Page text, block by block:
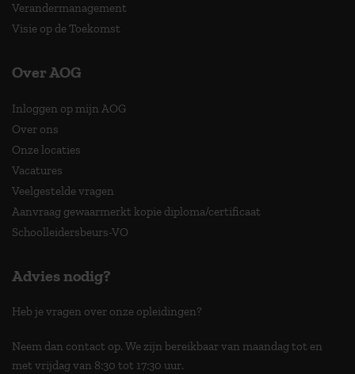
Verandermanagement
Visie op de Toekomst
Over AOG
Inloggen op mijn AOG
Over ons
Onze locaties
Vacatures
Veelgestelde vragen
Aanvraag gewaarmerkt kopie diploma/certificaat
Schoolleidersbeurs-VO
Advies nodig?
Heb je vragen over onze opleidingen?
Neem dan contact op. We zijn bereikbaar van maandag tot en
met vrijdag van 8:30 tot 17:30 uur.